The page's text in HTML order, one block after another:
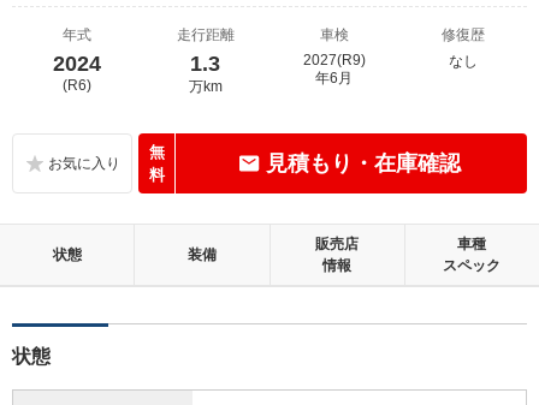
年式
2024
(R6)
走行距離
1.3
万km
車検
2027(R9)
年6月
修復歴
なし
無
料
見積もり・在庫確認
状態 装備
販売店
情報
車種
スペック
状態